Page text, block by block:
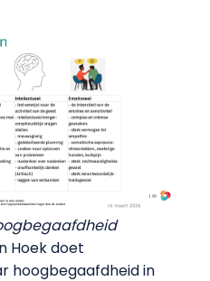
Hoek doet
hoogbegaafdheid in